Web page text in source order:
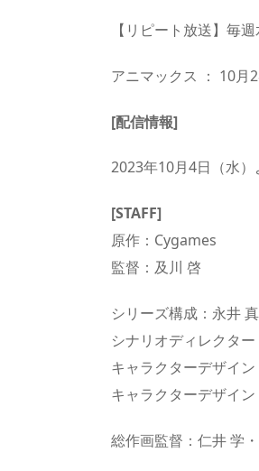
【リピート放送】毎
アニマックス ： 10月
[配信情報]
2023年10月4日（水）
[STAFF]
原作：Cygames
監督：及川 啓
シリーズ構成：永井
シナリオディレクタ
キャラクターデザイ
キャラクターデザイ
総作画監督：仁井 学